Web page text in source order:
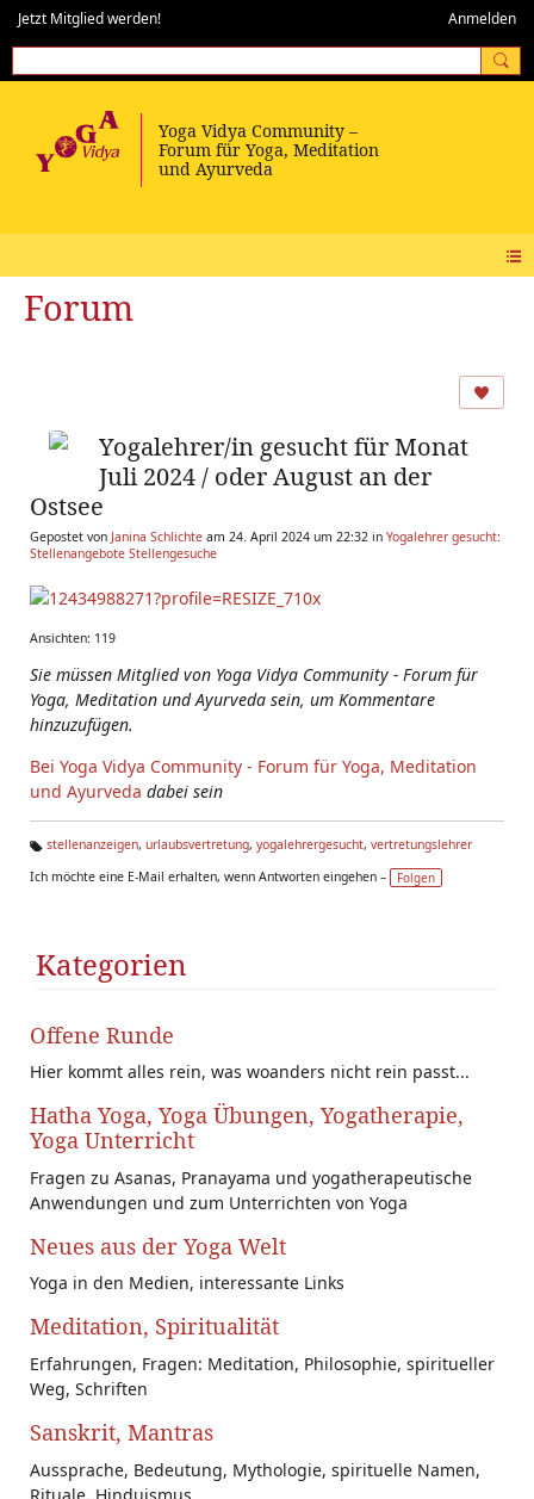
Jetzt Mitglied werden! Anmelden
Forum
Yogalehrer/in gesucht für Monat
Juli 2024 / oder August an der
Ostsee
Gepostet von Janina Schlichte am 24. April 2024 um 22:32 in Yogalehrer gesucht:
Stellenangebote Stellengesuche
Ansichten: 119
Sie müssen Mitglied von Yoga Vidya Community - Forum für
Yoga, Meditation und Ayurveda sein, um Kommentare
hinzuzufügen.
Bei Yoga Vidya Community - Forum für Yoga, Meditation
und Ayurveda dabei sein
g
stellenanzeigen, urlaubsvertretung, yogalehrergesucht, vertretungslehrer
Ich möchte eine E-Mail erhalten, wenn Antworten eingehen –
Folgen
Kategorien
Offene Runde
Hier kommt alles rein, was woanders nicht rein passt...
Hatha Yoga, Yoga Übungen, Yogatherapie,
Yoga Unterricht
Fragen zu Asanas, Pranayama und yogatherapeutische
Anwendungen und zum Unterrichten von Yoga
Neues aus der Yoga Welt
Yoga in den Medien, interessante Links
Meditation, Spiritualität
Erfahrungen, Fragen: Meditation, Philosophie, spiritueller
Weg, Schriften
Sanskrit, Mantras
Aussprache, Bedeutung, Mythologie, spirituelle Namen,
Rituale, Hinduismus